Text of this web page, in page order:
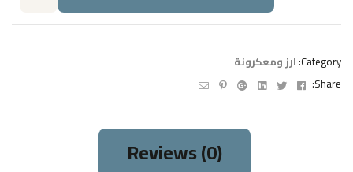
Category: ارز ومعكرونة
Share:
Facebook
Twitter
Linkedin
Google+
Pinterest
Email
Reviews (0)